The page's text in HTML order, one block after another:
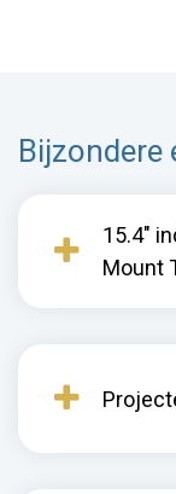
Bijzondere
15.4"
Mount